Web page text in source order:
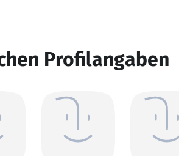
Profilangaben